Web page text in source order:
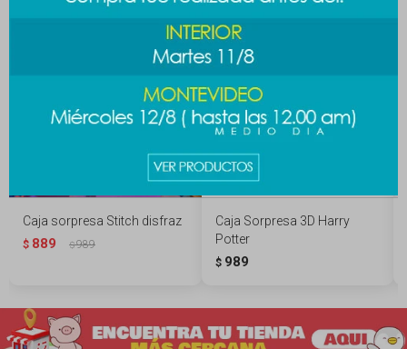
Caja sorpresa Stitch disfraz
$ 889 $989
Caja Sorpresa 3D Harry
Potter
$ 989